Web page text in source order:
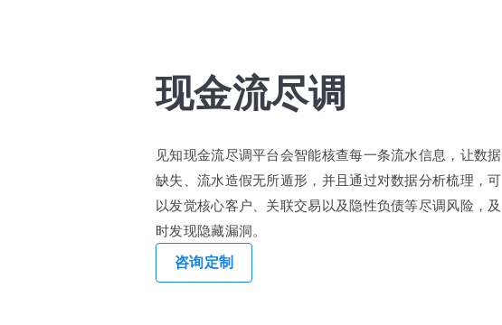
现金流尽调
见知现金流尽调平台会智能核查每一条流水信息，让数据
缺失、流水造假无所遁形，并且通过对数据分析梳理，可
以发觉核心客户、关联交易以及隐性负债等尽调风险，及
时发现隐藏漏洞。
咨询定制